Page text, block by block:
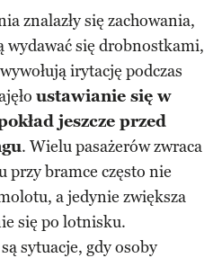
znalazły się zachowania,
wydawać się drobnostkami,
irytację podczas
ustawianie się w
jeszcze przed
. Wielu pasażerów zwraca
przy bramce często nie
a jedynie zwiększa
się po lotnisku.
sytuacje, gdy osoby